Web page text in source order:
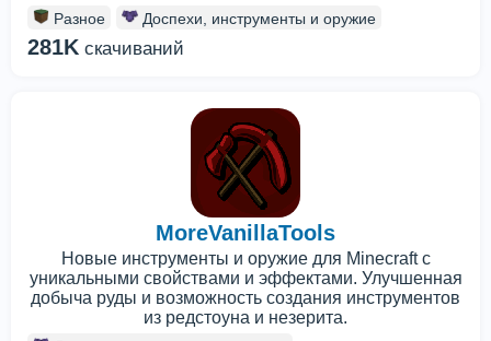
Разное Доспехи, инструменты и оружие
281K скачиваний
MoreVanillaTools
Новые инструменты и оружие для Minecraft с
уникальными свойствами и эффектами. Улучшенная
добыча руды и возможность создания инструментов
из редстоуна и незерита.